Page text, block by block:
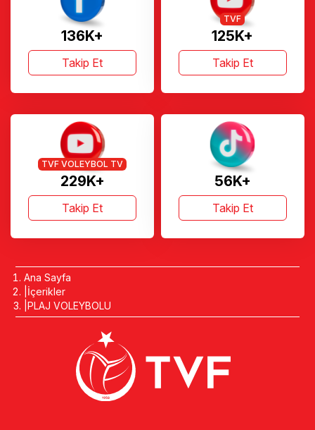
136K+
Takip Et
125K+
TVF
Takip Et
229K+
TVF VOLEYBOL TV
Takip Et
56K+
Takip Et
Ana Sayfa
İçerikler
PLAJ VOLEYBOLU